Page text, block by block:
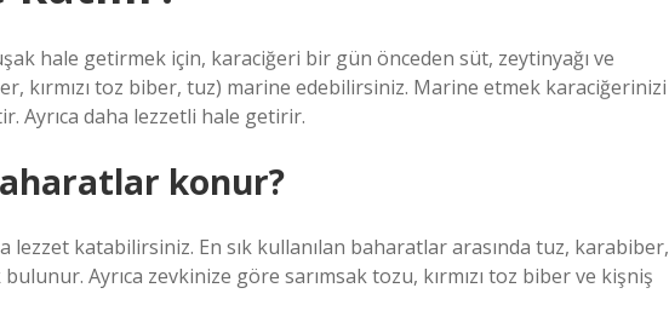
hale getirmek için, karaciğeri bir gün önceden süt, zeytinyağı ve
kırmızı toz biber, tuz) marine edebilirsiniz. Marine etmek karaciğerinizi
Ayrıca daha lezzetli hale getirir.
konur?
lezzet katabilirsiniz. En sık kullanılan baharatlar arasında tuz, karabiber,
Ayrıca zevkinize göre sarımsak tozu, kırmızı toz biber ve kişniş